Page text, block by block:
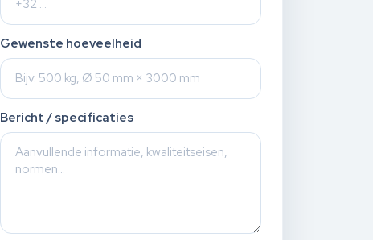
Gewenste hoeveelheid
Bericht / specificaties